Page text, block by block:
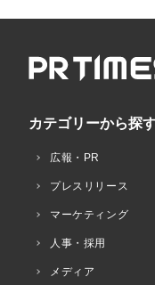
カテゴリーから探
広報・PR
プレスリリース
マーケティング
人事・採用
メディア